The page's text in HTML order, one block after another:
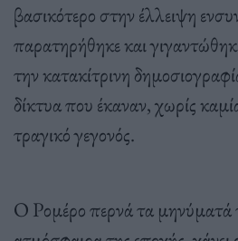
βασικότερο στην έλλειψη
παρατηρήθηκε και
την κατακίτρινη
δίκτυα που έκαναν, χωρίς
τραγικό γεγονός.
Ο Ρομέρο περνά τα μηνύματά